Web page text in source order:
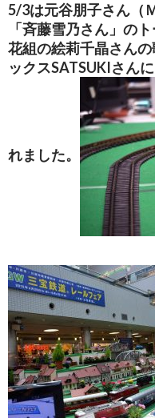
5/3は元谷朋子さん（
「斉藤雪乃さん」の
花組の絵莉千晶さん
ックスSATSUKIさん
れました。